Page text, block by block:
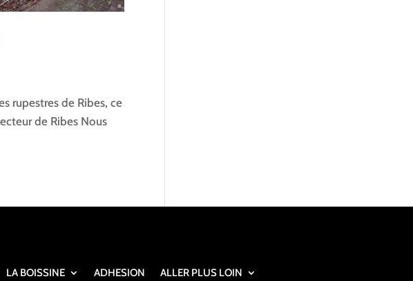
rupestres de Ribes, ce
de Ribes Nous
LA BOISSINE ADHESION ALLER PLUS LOIN